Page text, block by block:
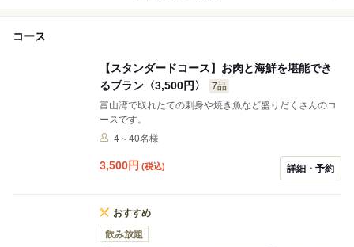
コース
【スタンダードコース】お肉と海鮮を堪能でき
るプラン〈3,500円〉
7品
富山湾で取れたての刺身や焼き魚など盛りだくさんのコ
ースです。
4～40名様
3,500円 (税込) 詳細・予約
おすすめ
飲み放題